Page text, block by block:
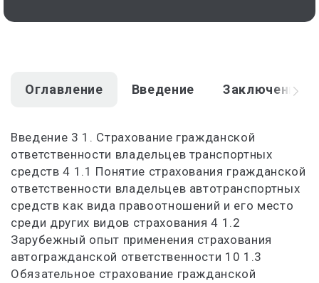
Оглавление Введение Заключение
Введение 3 1. Страхование гражданской
ответственности владельцев транспортных
средств 4 1.1 Понятие страхования гражданской
ответственности владельцев автотранспортных
средств как вида правоотношений и его место
среди других видов страхования 4 1.2
Зарубежный опыт применения страхования
автогражданской ответственности 10 1.3
Обязательное страхование гражданской